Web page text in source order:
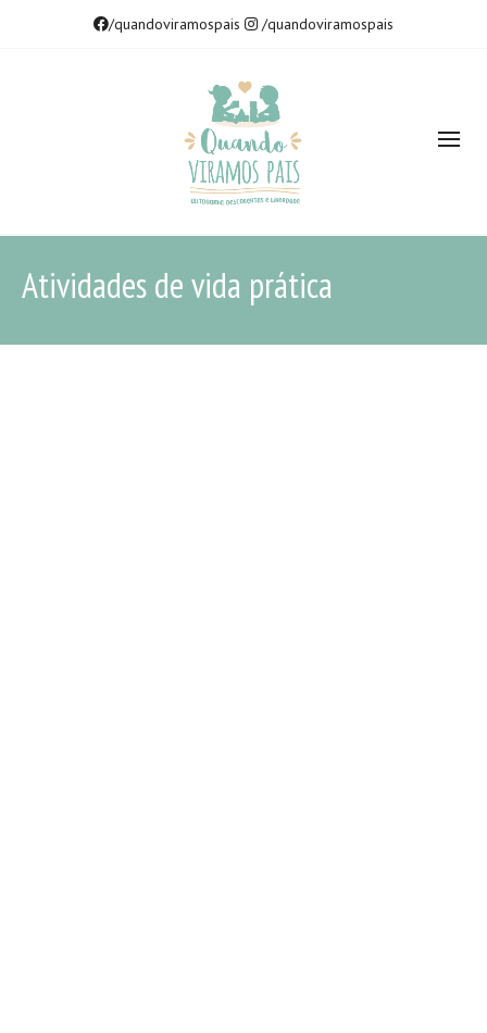
/quandoviramospais /quandoviramospais
Atividades de vida prática